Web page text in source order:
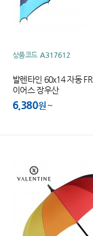
상품코드 A317612
발렌타인 60x14 자동
이어스 장우산
6,380원